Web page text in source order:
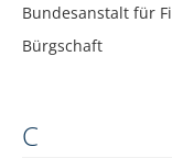
Bundesanstalt für
Bürgschaft
C